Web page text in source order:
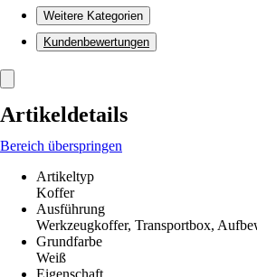
Weitere Kategorien
Kundenbewertungen
Artikeldetails
Bereich überspringen
Artikeltyp
Koffer
Ausführung
Werkzeugkoffer, Transportbox,
Grundfarbe
Weiß